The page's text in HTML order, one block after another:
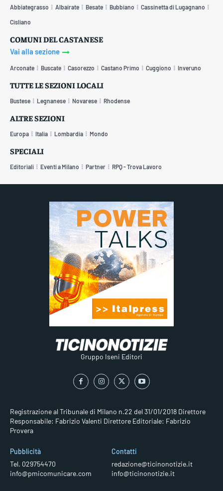
Abbiategrasso Albairate Besate Bubbiano Cassinetta di Lugagnano
Cisliano
COMUNI DEL CASTANESE
Vai alla sezione
Arconate Buscate Casorezzo Castano Primo Cuggiono Inveruno
TUTTE LE SEZIONI LOCALI
Bustese Legnanese Novarese Rhodense
ALTRE SEZIONI
Europa Italia Lombardia Mondo
SPECIALI
Editoriali Eventi a Milano Partner RPQ - Trova Lavoro
Gruppo Iseni Editori
Registrazione al Tribunale di Milano n.22 del 31/01/2018 Direttore
Responsabile: Fabrizio Valenti Direttore Editoriale: Fabrizio
Provera
Pubblicità
Tel. 029754470
info@pmicomunicare.com
Contatti
redazione@ticinonotizie.it
info@ticinonotizie.it